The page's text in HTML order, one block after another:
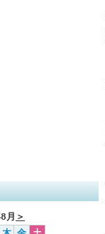
月 ＞